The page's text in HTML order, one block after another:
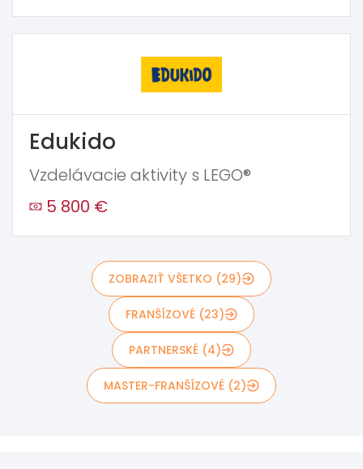
Edukido
Vzdelávacie aktivity s LEGO®
5 800 €
ZOBRAZIŤ VŠETKO (29)
FRANŠÍZOVÉ (23)
PARTNERSKÉ (4)
MASTER-FRANŠÍZOVÉ (2)